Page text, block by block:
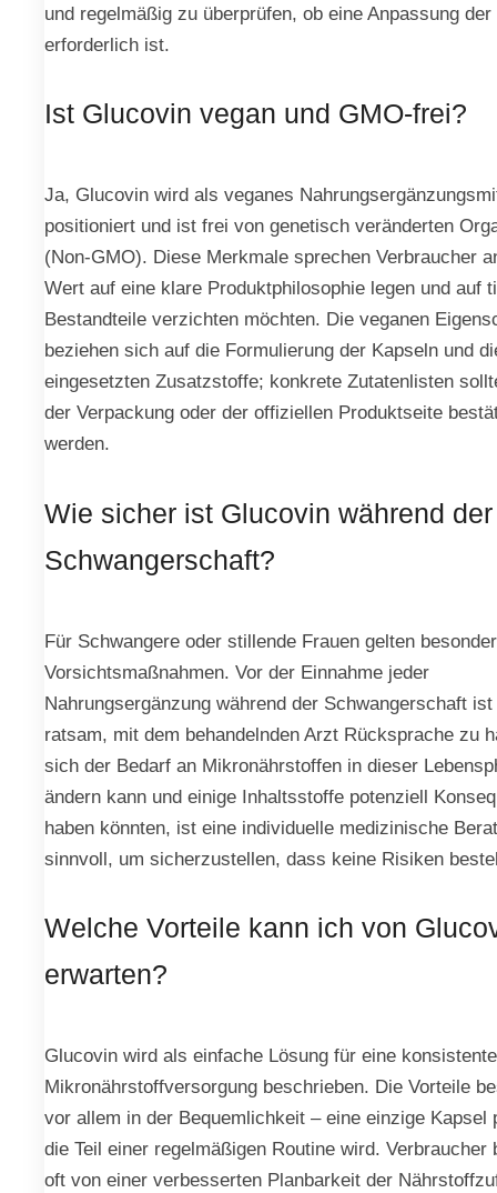
und regelmäßig zu überprüfen, ob eine Anpassung
erforderlich ist.
Ist Glucovin vegan und GMO-frei?
Ja, Glucovin wird als veganes
positioniert und ist frei von genetisch veränderten
(Non-GMO). Diese Merkmale sprechen Verbraucher
Wert auf eine klare Produktphilosophie legen und auf
Bestandteile verzichten möchten. Die veganen
beziehen sich auf die Formulierung der Kapseln und
eingesetzten Zusatzstoffe; konkrete Zutatenlisten
der Verpackung oder der offiziellen Produktseite
werden.
Wie sicher ist Glucovin während der
Schwangerschaft?
Für Schwangere oder stillende Frauen gelten
Vorsichtsmaßnahmen. Vor der Einnahme jeder
Nahrungsergänzung während der Schwangerschaft
ratsam, mit dem behandelnden Arzt Rücksprache zu
sich der Bedarf an Mikronährstoffen in dieser
ändern kann und einige Inhaltsstoffe potenziell
haben könnten, ist eine individuelle medizinische
sinnvoll, um sicherzustellen, dass keine Risiken
Welche Vorteile kann ich von
erwarten?
Glucovin wird als einfache Lösung für eine konsistente
Mikronährstoffversorgung beschrieben. Die Vorteile
vor allem in der Bequemlichkeit – eine einzige Kapsel
die Teil einer regelmäßigen Routine wird. Verbraucher
oft von einer verbesserten Planbarkeit der